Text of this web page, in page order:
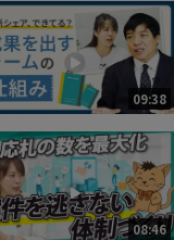
09:38
08:46